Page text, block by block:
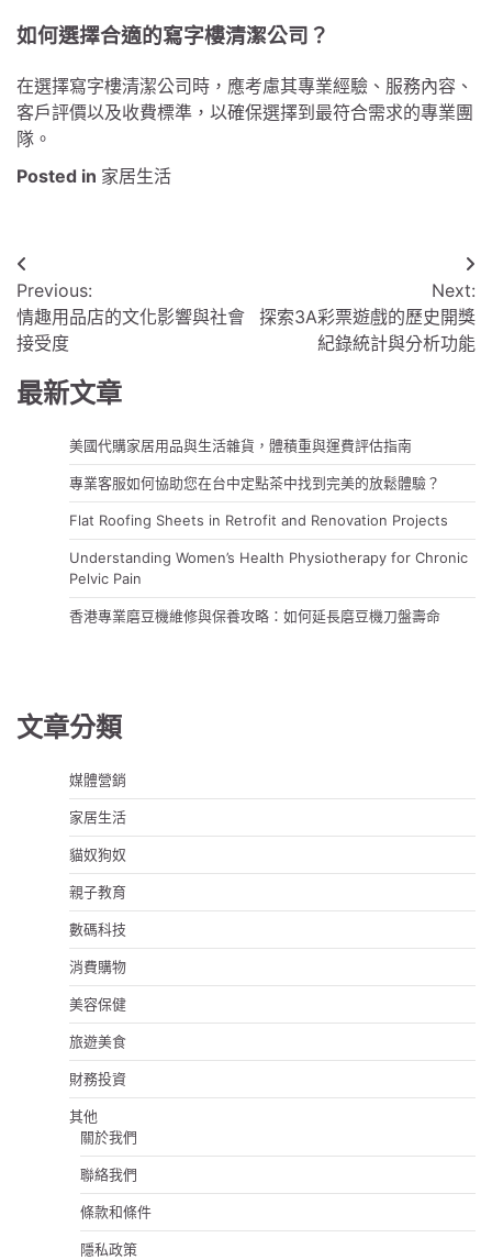
如何選擇合適的寫字樓清潔公司？
在選擇寫字樓清潔公司時，應考慮其專業經驗、服務內容、
客戶評價以及收費標準，以確保選擇到最符合需求的專業團
隊。
Posted in 家居生活
文
章
導
覽
Previous:
情趣用品店的文化影響與社會
接受度
Next:
探索3A彩票遊戲的歷史開獎
紀錄統計與分析功能
最新文章
美國代購家居用品與生活雜貨，體積重與運費評估指南
專業客服如何協助您在台中定點茶中找到完美的放鬆體驗？
Flat Roofing Sheets in Retrofit and Renovation Projects
Understanding Women’s Health Physiotherapy for Chronic
Pelvic Pain
香港專業磨豆機維修與保養攻略：如何延長磨豆機刀盤壽命
文章分類
媒體營銷
家居生活
貓奴狗奴
親子教育
數碼科技
消費購物
美容保健
旅遊美食
財務投資
其他
關於我們
聯絡我們
條款和條件
隱私政策